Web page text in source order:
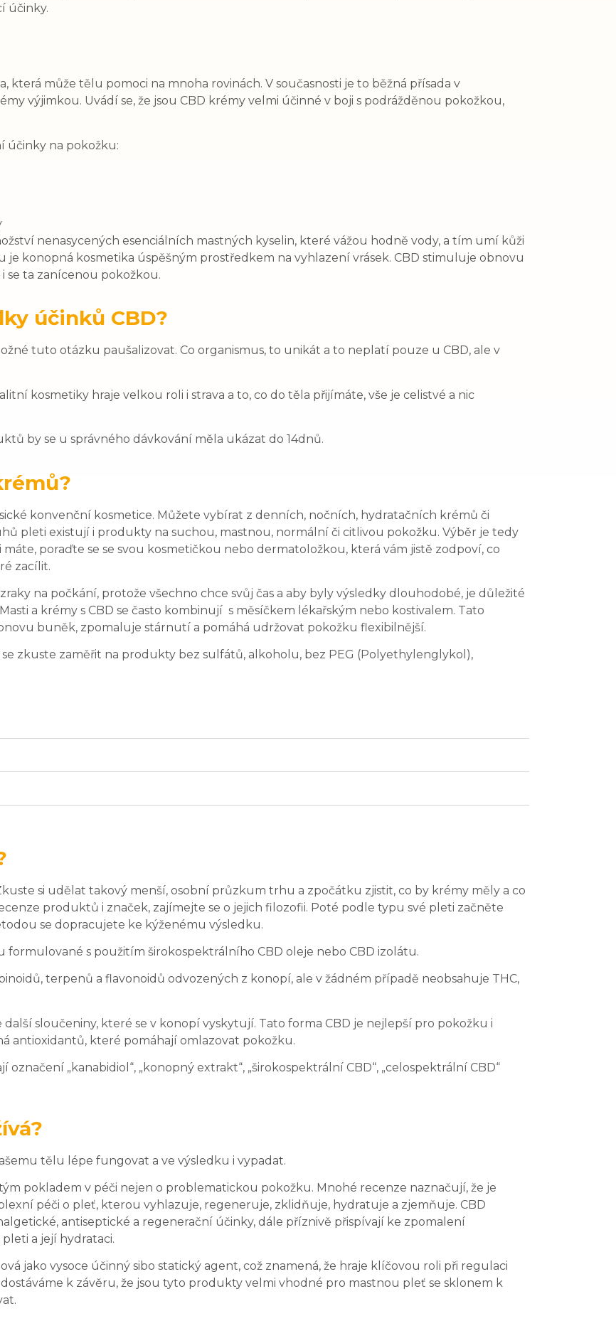
účinky.
která může tělu pomoci na mnoha rovinách. V současnosti je to běžná přísada v
výjimkou. Uvádí se, že jsou CBD krémy velmi účinné v boji s podrážděnou pokožkou,
účinky na pokožku:
nenasycených esenciálních mastných kyselin, které vážou hodně vody, a tím umí kůži
je konopná kosmetika úspěšným prostředkem na vyhlazení vrásek. CBD stimuluje obnovu
se ta zanícenou pokožkou.
účinků CBD?
tuto otázku paušalizovat. Co organismus, to unikát a to neplatí pouze u CBD, ale v
kosmetiky hraje velkou roli i strava a to, co do těla přijímáte, vše je celistvé a nic
by se u správného dávkování měla ukázat do 14dnů.
konvenční kosmetice. Můžete vybírat z denních, nočních, hydratačních krémů či
pleti existují i produkty na suchou, mastnou, normální či citlivou pokožku. Výběr je tedy
poraďte se se svou kosmetičkou nebo dermatoložkou, která vám jistě zodpoví, co
zacílit.
na počkání, protože všechno chce svůj čas a aby byly výsledky dlouhodobé, je důležité
a krémy s CBD se často kombinují s měsíčkem lékařským nebo kostivalem. Tato
buněk, zpomaluje stárnutí a pomáhá udržovat pokožku flexibilnější.
zkuste zaměřit na produkty bez sulfátů, alkoholu, bez PEG (Polyethylenglykol),
si udělat takový menší, osobní průzkum trhu a zpočátku zjistit, co by krémy měly a co
produktů i značek, zajímejte se o jejich filozofii. Poté podle typu své pleti začněte
se dopracujete ke kýženému výsledku.
formulované s použitím širokospektrálního CBD oleje nebo CBD izolátu.
terpenů a flavonoidů odvozených z konopí, ale v žádném případě neobsahuje THC,
další sloučeniny, které se v konopí vyskytují. Tato forma CBD je nejlepší pro pokožku i
antioxidantů, které pomáhají omlazovat pokožku.
„kanabidiol“, „konopný extrakt“, „širokospektrální CBD“, „celospektrální CBD“
tělu lépe fungovat a ve výsledku i vypadat.
pokladem v péči nejen o problematickou pokožku. Mnohé recenze naznačují, že je
péči o pleť, kterou vyhlazuje, regeneruje, zklidňuje, hydratuje a zjemňuje. CBD
antiseptické a regenerační účinky, dále příznivě přispívají ke zpomalení
a její hydrataci.
jako vysoce účinný sibo statický agent, což znamená, že hraje klíčovou roli při regulaci
k závěru, že jsou tyto produkty velmi vhodné pro mastnou pleť se sklonem k